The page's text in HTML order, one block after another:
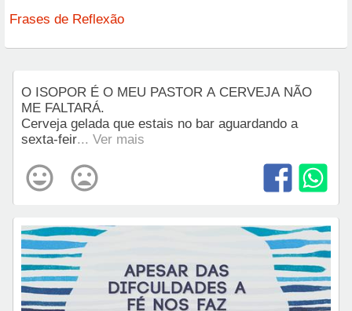
Frases de Reflexão
O ISOPOR É O MEU PASTOR A CERVEJA NÃO
ME FALTARÁ.
Cerveja gelada que estais no bar aguardando a
sexta-feir... Ver mais